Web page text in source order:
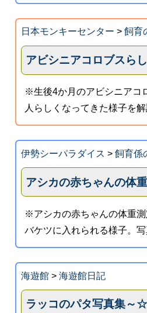
日本モンキーセンター > 飼育
アビシニアコロブスらし
※生後4か月のアビシニアコ
人らしくなってきた様子を解
伊勢シーパラダイス > 飼育係
アシカの赤ちゃんの体
※アシカの赤ちゃんの体重測
バケツに入れられる様子。写
海遊館> 海遊館日記
ラッコのパタ写真集～☆